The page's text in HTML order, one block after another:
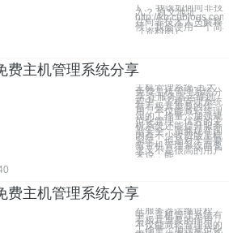
1 、 我该如何向非技
入？ 原文地址：
http://
在向非技术人员解释
候，我会使用一个简
（资料图）
费主机管理系统分享
主机管理系统-五大
免费主机管理系统分
享 在服务器运维过
程中，主机管理系统
有着极其重要的作
用，不仅能减轻管理
员的工作量、加强规
范化管理，优秀的主
机系统还能提升服务
器安全。虽然现在国
内有不少收费版主机
系统，但是对于需要
有主机管理系统而要
求又不是很高的用户
来说，能
费主机管理系统分享
在服务器运维过程
中，主机管理系统有
着极其重要的作用，
不仅能减轻管理员的
工作量、加强规范化